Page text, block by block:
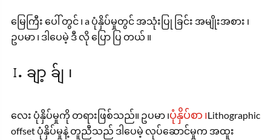
မြေကြီး ပေါ် တွင် ၊ a ပုံနှိပ်မှုတွင် အသုံးပြု ခြင်း အမျိုးအစား ၊
ဥပမာ ၊ ဒါပေမဲ့ ဒီ လို ပြော ပြ တယ် ။
Ⅰ. ချာ့ ခ်ျ ၊
လေး ပုံနှိပ်မှုကို တရားဖြစ်သည်။ ဥပမာ ၊ပုံနှိပ်စာ ၊Lithographic
offset ပုံနှိပ်မှုနဲ့ တူညီသည် ဒါပေမဲ့ လုပ်ဆောင်မှုက အထူး